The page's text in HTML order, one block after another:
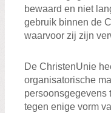
bewaard en niet
gebruik binnen de
waarvoor zij zijn
De ChristenUnie
organisatorische
persoonsgegevens
tegen enige vorm